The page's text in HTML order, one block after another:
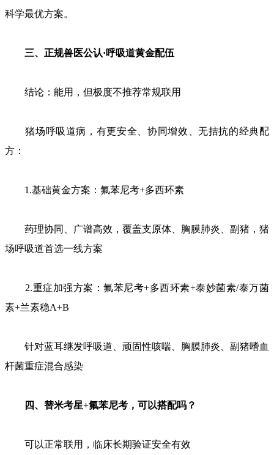
科学最优方案。
三、正规兽医公认·呼吸道黄金配伍
结论：能用，但极度不推荐常规联用
猪场呼吸道病，有更安全、协同增效、无拮抗的经典配
方：
1.基础黄金方案：氟苯尼考+多西环素
药理协同、广谱高效，覆盖支原体、胸膜肺炎、副猪，猪
场呼吸道首选一线方案
2.重症加强方案：氟苯尼考+多西环素+泰妙菌素/泰万菌
素+兰素稳A+B
针对蓝耳继发呼吸道、顽固性咳喘、胸膜肺炎、副猪嗜血
杆菌重症混合感染
四、替米考星+氟苯尼考，可以搭配吗？
可以正常联用，临床长期验证安全有效